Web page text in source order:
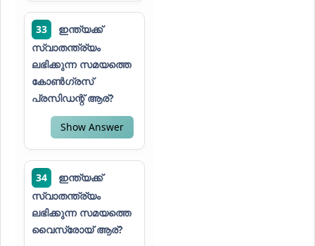
33
ഇന്ത്യക്ക്
സ്വാതന്ത്ര്യം
ലഭിക്കുന്ന സമയത്തെ
കോൺഗ്രസ്
പ്രസിഡന്റ് ആര്?
Show Answer
34
ഇന്ത്യക്ക്
സ്വാതന്ത്ര്യം
ലഭിക്കുന്ന സമയത്തെ
വൈസ്രോയ് ആര്?